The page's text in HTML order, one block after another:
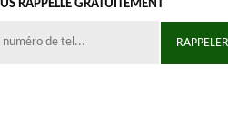
RAPPELLE GRATUITEMENT